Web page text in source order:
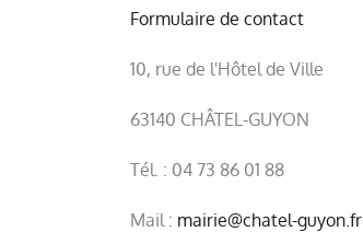
Formulaire de contact
10, rue de l'Hôtel de Ville
63140 CHÂTEL-GUYON
Tél. : 04 73 86 01 88
Mail : mairie@chatel-guyon.fr